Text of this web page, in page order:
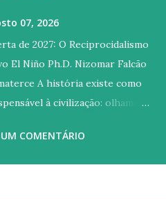
07, 2026
de 2027: O Reciprocidalismo
El Niño Ph.D. Nizomar Falcão
A história existe como
à civilização: olhamos
previsões meteorológicas
COMENTÁRIO